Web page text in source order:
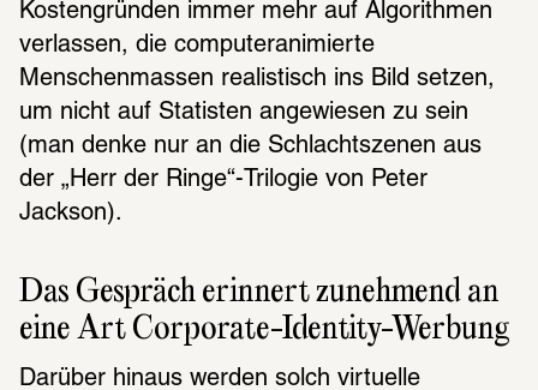
Kostengründen immer mehr auf Algorithmen
verlassen, die computeranimierte
Menschenmassen realistisch ins Bild setzen,
um nicht auf Statisten angewiesen zu sein
(man denke nur an die Schlachtszenen aus
der „Herr der Ringe“-Trilogie von Peter
Jackson).
Das Gespräch erin­nert zuneh­mend an
eine Art Corpo­rate-Iden­tity-Werbung
Darüber hinaus werden solch virtuelle